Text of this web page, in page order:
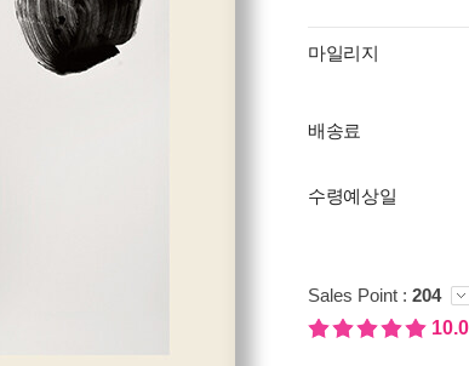
마일리지
배송료
수령예상일
Sales Point : 204
10.0